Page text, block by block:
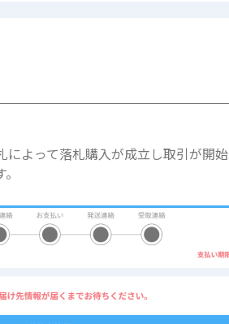
よって落札購入が成立し取引が開